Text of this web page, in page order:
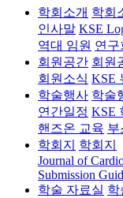
학회소개 학회
인사말 KSE
역대 임원 연구
회원공간 회원
회원소식 KSE
학술행사 학술
연간일정 KSE
핸즈온 교육 부
학회지
학회지
Journal of
Submission
학술 자료실 학